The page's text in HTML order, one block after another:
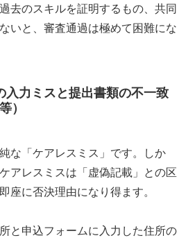
去のスキルを証明するもの、共同
いと、審査通過は極めて困難にな
入力ミスと提出書類の不一致
）
な「ケアレスミス」です。しか
アレスミスは「虚偽記載」との区
座に否決理由になり得ます。
と申込フォームに入力した住所の